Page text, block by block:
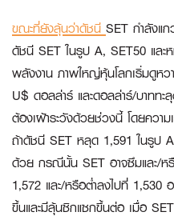
ขณะที่ยังลุ้นว่าดัชนี SET กำลังแ
ดัชนี SET ในรูป A, SET50 และ
พลังงาน ภาพใหญ่หุ้นโลกเริ่มดูหว
U$ ดอลล่าร์ และดอลล่าร์/บาทท
ต้องเฝ้าระวังด้วยช่วงนี้ โดยควา
ถ้าดัชนี SET หลุด 1,591 ในรูป
ด้วย กรณีนั้น SET อาจซึมและ/ห
1,572 และ/หรือต่ำลงไปที่ 1,530
ขึ้นและมีลุ้นซิกแซกขึ้นต่อ เมื่อ